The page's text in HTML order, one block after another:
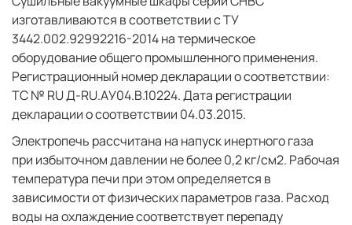
изготавливаются в соответствии с ТУ
3442.002.92992216-2014 на термическое
оборудование общего промышленного применения.
Регистрационный номер декларации о соответствии:
ТС № RU Д-RU.АУ04.В.10224. Дата регистрации
декларации о соответствии 04.03.2015.
Электропечь рассчитана на напуск инертного газа
при избыточном давлении не более 0,2 кг/см2. Рабочая
температура печи при этом определяется в
зависимости от физических параметров газа. Расход
воды на охлаждение соответствует перепаду